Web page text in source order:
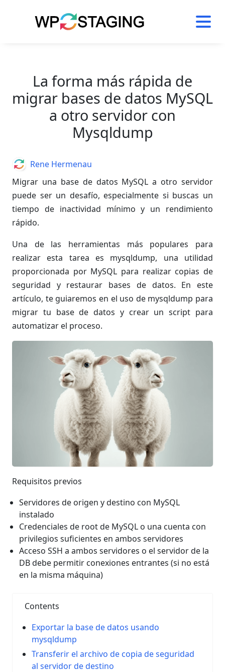
La forma más rápida de
migrar bases de datos MySQL
a otro servidor con
Mysqldump
Migrar una base de datos MySQL a otro servidor
puede ser un desafío, especialmente si buscas un
tiempo de inactividad mínimo y un rendimiento
rápido.
Una de las herramientas más populares para
realizar esta tarea es mysqldump, una utilidad
proporcionada por MySQL para realizar copias de
seguridad y restaurar bases de datos. En este
artículo, te guiaremos en el uso de mysqldump para
migrar tu base de datos y crear un script para
automatizar el proceso.
Requisitos previos
Servidores de origen y destino con MySQL
instalado
Credenciales de root de MySQL o una cuenta con
privilegios suficientes en ambos servidores
Acceso SSH a ambos servidores o el servidor de la
DB debe permitir conexiones entrantes (si no está
en la misma máquina)
Contents
Exportar la base de datos usando
mysqldump
Transferir el archivo de copia de seguridad
al servidor de destino
AuthorRene Hermenau